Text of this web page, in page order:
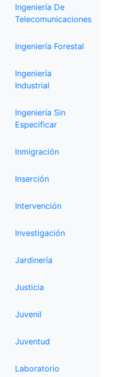
Ingeniería De
Telecomunicaciones
Ingeniería Forestal
Ingeniería
Industrial
Ingeniería Sin
Especificar
Inmigración
Inserción
Intervención
Investigación
Jardinería
Justicia
Juvenil
Juventud
Laboratorio